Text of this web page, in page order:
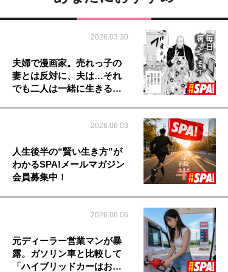
2026.03.30
夫婦で漫画家。売れっ子の
妻とは反対に、夫は…それ
でも二人は一緒に生きる…
2026.06.03
人生後半の“賢い生き方”が
わかるSPA!メールマガジン
会員募集中！
2026.06.06
元ディーラー営業マンが暴
露。ガソリン車と比較して
「ハイブリッドカーはお…